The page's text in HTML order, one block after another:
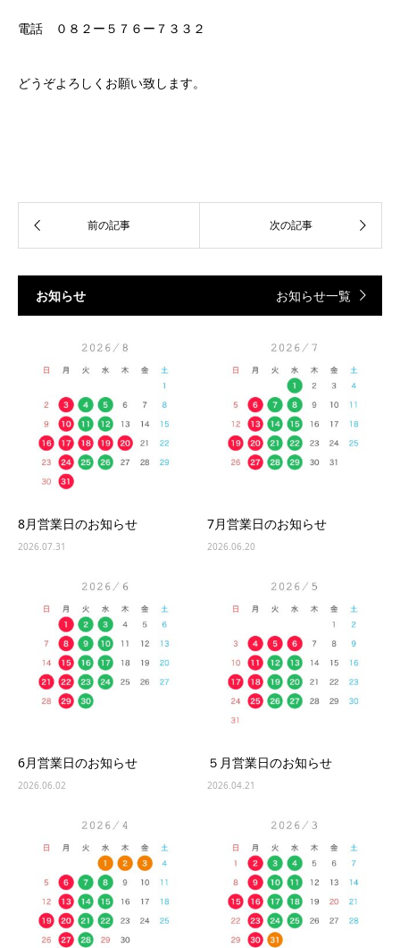
電話 ０８２ー５７６ー７３３２
どうぞよろしくお願い致します。
お知らせ お知らせ一覧
8月営業日のお知らせ
2026.07.31
7月営業日のお知らせ
2026.06.20
6月営業日のお知らせ
2026.06.02
５月営業日のお知らせ
2026.04.21